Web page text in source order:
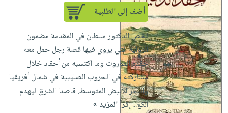
أضف إلى الطلبية
لخص الدكتور سلطان في المقدمة مضمون
الرواية التي يروي فيها قصة رجل حمل معه
حقده الموروث وما اكتسبه من أحقاد خلال
مشاركته في الحروب الصليبية في شمال أفريقيا
والبحر الأبيض المتوسط. قاصدا الشرق ليهدم
الكع...إقرأ المزيد »